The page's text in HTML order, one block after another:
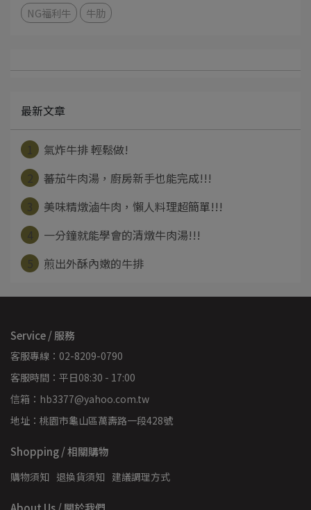
NG福利牛
牛肋
最新文章
氣炸牛排 輕鬆做!
蕃茄牛肉湯，廚房新手也能完成!!!
美味精燉滷牛肉，懶人料理超簡單!!!
一分鐘就能學會的清燉牛肉湯!!!
煎出外酥內嫩的牛排
Service / 服務
客服專線：02-8209-0790
客服時間：平日08:30 - 17:00
信箱：hb3377@yahoo.com.tw
地址：桃園市龜山區萬壽路一段428號
Shopping / 相關購物
購物須知 退換貨須知 建議調理方式